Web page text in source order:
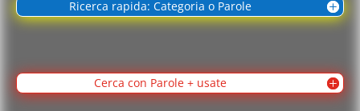
Ricerca rapida: Categoria o Parole
Cerca con Parole + usate